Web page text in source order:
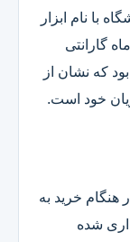
با نام ابزار
فروشی توجه را جلب کرد و دلیل آن ارائه ۳ ماه گارانتی
که نشان از
خود است.
هنگام خرید به
شده